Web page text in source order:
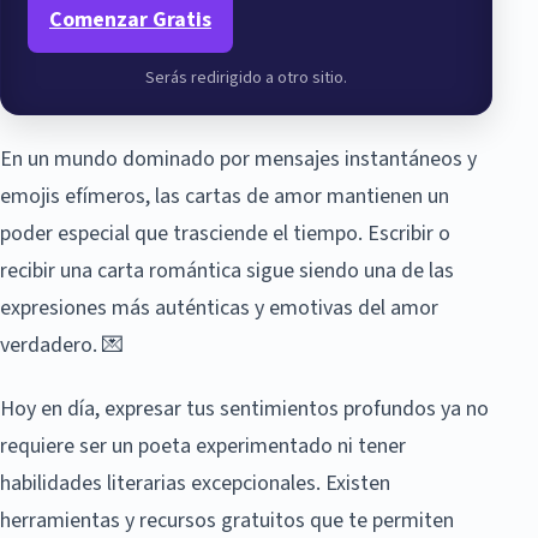
Comenzar Gratis
Serás redirigido a otro sitio.
En un mundo dominado por mensajes instantáneos y
emojis efímeros, las cartas de amor mantienen un
poder especial que trasciende el tiempo. Escribir o
recibir una carta romántica sigue siendo una de las
expresiones más auténticas y emotivas del amor
verdadero. 💌
Hoy en día, expresar tus sentimientos profundos ya no
requiere ser un poeta experimentado ni tener
habilidades literarias excepcionales. Existen
herramientas y recursos gratuitos que te permiten